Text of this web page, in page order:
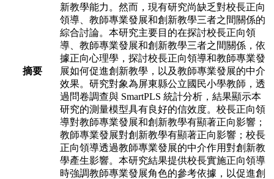
摘要
新教學能力。然而，現有研究尚缺乏對校長正向
領導、 教師專業發展和創新教學三者之間關係的
綜合討論。本研究主要目的在探討校長正向領
導、教師專業發展和創新教學三者之間關係，依
據正向心理學，探討校長正向領導和教師專業發
展如何促進創新教學，以及教師專業發展的中介
效果。研究對象為屏東縣公立國民小學教師，透
過問卷調查與 SmartPLS 統計分析，結果顯示本
研究的測量模型具有良好的信效度。校長正向領
導對教師專業發展和創新教學有顯著正向影響；
教師專業發展對創新教學有顯著正向影響；校長
正向領導透過教師專業發展的中介作用對創新教
學產生影響。本研究結果提供校長實施正向領導
時強調教師專業發展角色的參考依據，以促進創